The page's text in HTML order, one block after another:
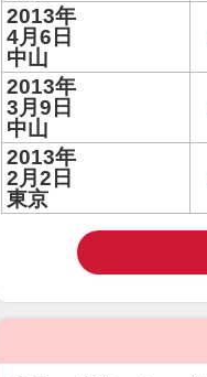
2013年
4月6日
中山
2013年
3月9日
中山
2013年
2月2日
東京